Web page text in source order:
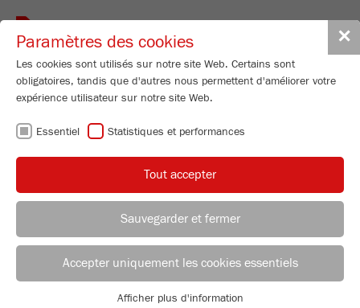
✕
Paramètres des cookies
Les cookies sont utilisés sur notre site Web. Certains sont
obligatoires, tandis que d'autres nous permettent d'améliorer votre
expérience utilisateur sur notre site Web.
Essentiel Statistiques et performances
Tout accepter
Sauvegarder et fermer
Accepter uniquement les cookies essentiels
Afficher plus d'information
CONSEILLER APPLICATION DISTRIBUTION FRITSCH
Toggle
BROYEURS À
DISQUES -
BROYAGE FIN DE
GRANDES
QUANTITÉS